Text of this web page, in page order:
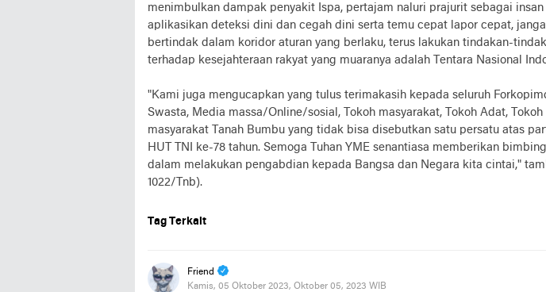
menimbulkan dampak penyakit Ispa, pertajam naluri prajurit sebagai
aplikasikan deteksi dini dan cegah dini serta temu cepat lapor cepat,
bertindak dalam koridor aturan yang berlaku, terus lakukan tindakan-
terhadap kesejahteraan rakyat yang muaranya adalah Tentara Nasional
"Kami juga mengucapkan yang tulus terimakasih kepada seluruh
Swasta, Media massa/Online/sosial, Tokoh masyarakat, Tokoh Adat,
masyarakat Tanah Bumbu yang tidak bisa disebutkan satu persatu atas
HUT TNI ke-78 tahun. Semoga Tuhan YME senantiasa memberikan
dalam melakukan pengabdian kepada Bangsa dan Negara kita cintai,"
1022/Tnb).
Tag Terkait
Friend
Kamis, 05 Oktober 2023, Oktober 05, 2023 WIB